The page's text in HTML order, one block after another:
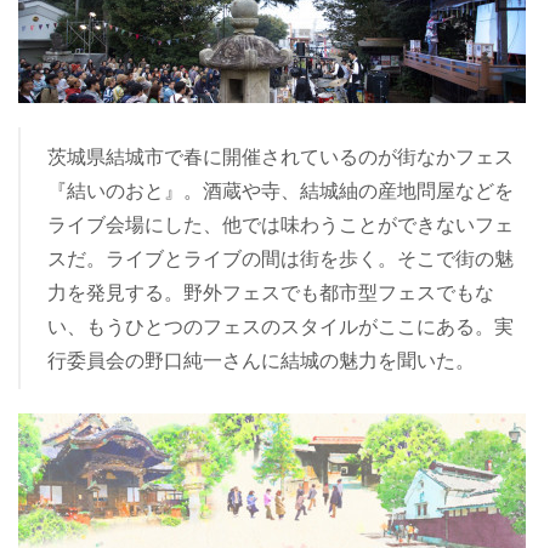
茨城県結城市で春に開催されているのが街なかフェス
『結いのおと』。酒蔵や寺、結城紬の産地問屋などを
ライブ会場にした、他では味わうことができないフェ
スだ。ライブとライブの間は街を歩く。そこで街の魅
力を発見する。野外フェスでも都市型フェスでもな
い、もうひとつのフェスのスタイルがここにある。実
行委員会の野口純一さんに結城の魅力を聞いた。